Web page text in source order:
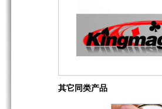
其它同类产品